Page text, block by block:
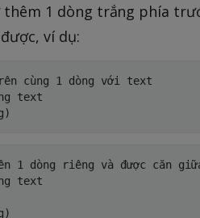
thêm 1 dòng trắng phía
ví dụ:
cùng 1 dòng với text
text
1 dòng riêng và được căn
text